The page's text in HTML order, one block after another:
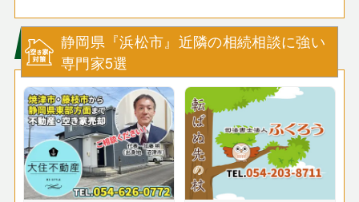
静岡県『浜松市』近隣の相続相談に強い
専門家5選